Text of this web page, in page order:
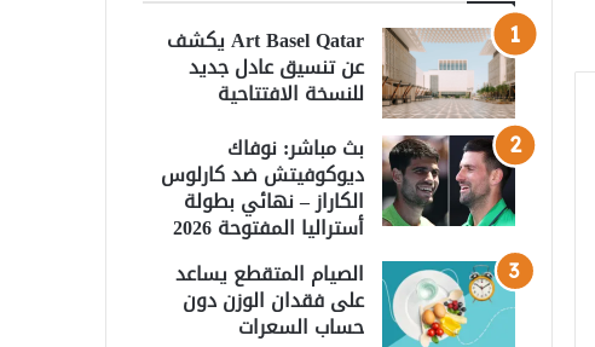
Art Basel Qatar يكشف
عن تنسيق عادل جديد
للنسخة الافتتاحية
بث مباشر: نوفاك
ديوكوفيتش ضد كارلوس
الكاراز – نهائي بطولة
أستراليا المفتوحة 2026
الصيام المتقطع يساعد
على فقدان الوزن دون
حساب السعرات